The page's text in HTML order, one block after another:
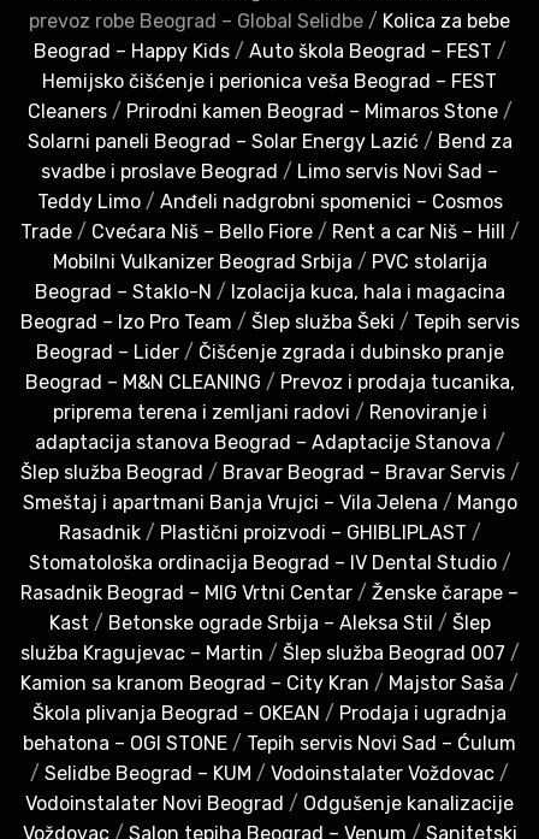
prevoz robe Beograd – Global Selidbe / Kolica za bebe
Beograd – Happy Kids/ Auto škola Beograd – FEST /
Hemijsko čišćenje i perionica veša Beograd – FEST
Cleaners/ Prirodni kamen Beograd – Mimaros Stone/
Solarni paneli Beograd – Solar Energy Lazić / Bend za
svadbe i proslave Beograd / Limo servis Novi Sad –
Teddy Limo/ Anđeli nadgrobni spomenici – Cosmos
Trade/ Cvećara Niš – Bello Fiore/ Rent a car Niš – Hill /
Mobilni Vulkanizer Beograd Srbija / PVC stolarija
Beograd – Staklo-N / Izolacija kuca, hala i magacina
Beograd – Izo Pro Team / Šlep služba Šeki / Tepih servis
Beograd – Lider/ Čišćenje zgrada i dubinsko pranje
Beograd – M&N CLEANING / Prevoz i prodaja tucanika,
priprema terena i zemljani radovi / Renoviranje i
adaptacija stanova Beograd – Adaptacije Stanova /
Šlep služba Beograd / Bravar Beograd – Bravar Servis/
Smeštaj i apartmani Banja Vrujci – Vila Jelena / Mango
Rasadnik/ Plastični proizvodi – GHIBLIPLAST /
Stomatološka ordinacija Beograd – IV Dental Studio/
Rasadnik Beograd – MIG Vrtni Centar / Ženske čarape –
Kast / Betonske ograde Srbija – Aleksa Stil / Šlep
služba Kragujevac – Martin / Šlep služba Beograd 007 /
Kamion sa kranom Beograd – City Kran / Majstor Saša /
Škola plivanja Beograd – OKEAN / Prodaja i ugradnja
behatona – OGI STONE / Tepih servis Novi Sad – Ćulum
/ Selidbe Beograd – KUM / Vodoinstalater Voždovac /
Vodoinstalater Novi Beograd / Odgušenje kanalizacije
Voždovac/ Salon tepiha Beograd – Venum / Sanitetski